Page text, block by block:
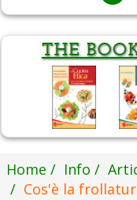
Home Info
Cos'è la